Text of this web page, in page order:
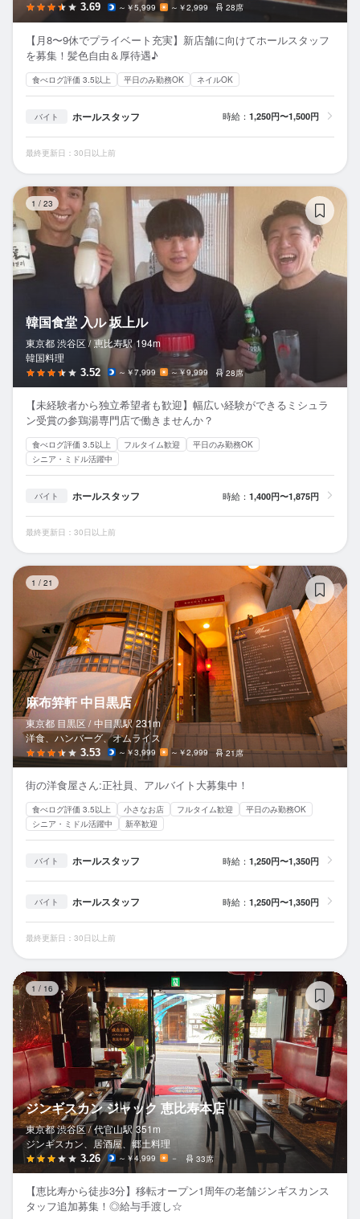
3.69 ～￥5,999 ～￥2,999 28席
【月8〜9休でプライベート充実】新店舗に向けてホールスタッフ
を募集！髪色自由＆厚待遇♪
食べログ評価 3.5以上 平日のみ勤務OK ネイルOK
バイト ホールスタッフ 時給： 1,250円〜1,500円
最終更新日：30日以上前
1 / 23
韓国食堂 入ル 坂上ル
東京都 渋谷区 / 恵比寿駅 194m
韓国料理
3.52 ～￥7,999 ～￥9,999 28席
【未経験者から独立希望者も歓迎】幅広い経験ができるミシュラ
ン受賞の参鶏湯専門店で働きませんか？
食べログ評価 3.5以上 フルタイム歓迎
平日のみ勤務OK
シニア・ミドル活躍中
バイト ホールスタッフ 時給： 1,400円〜1,875円
最終更新日：30日以上前
1 / 21
麻布笄軒 中目黒店
東京都 目黒区 / 中目黒駅 231m
洋食、ハンバーグ、オムライス
3.53 ～￥3,999 ～￥2,999 21席
街の洋食屋さん:正社員、アルバイト大募集中！
食べログ評価 3.5以上 小さなお店 フルタイム歓迎
平日のみ勤務OK
シニア・ミドル活躍中
新卒歓迎
バイト ホールスタッフ 時給： 1,250円〜1,350円
バイト ホールスタッフ 時給： 1,250円〜1,350円
最終更新日：30日以上前
1 / 16
ジンギスカン ジャック 恵比寿本店
東京都 渋谷区 / 代官山駅 351m
ジンギスカン、居酒屋、郷土料理
3.26 ～￥4,999 － 33席
【恵比寿から徒歩3分】移転オープン1周年の老舗ジンギスカンス
タッフ追加募集！◎給与手渡し☆